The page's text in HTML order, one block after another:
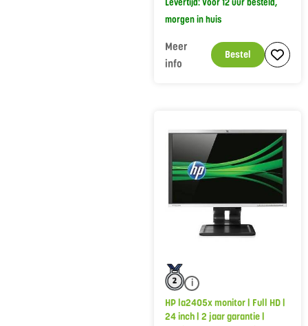
Levertijd: Voor 12 uur besteld,
morgen in huis
Bestel
Meer
info
i
HP la2405x monitor | Full HD |
24 inch | 2 jaar garantie |